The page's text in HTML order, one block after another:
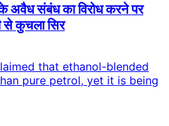
संबंध का विरोध करने पर
से कुचला सिर